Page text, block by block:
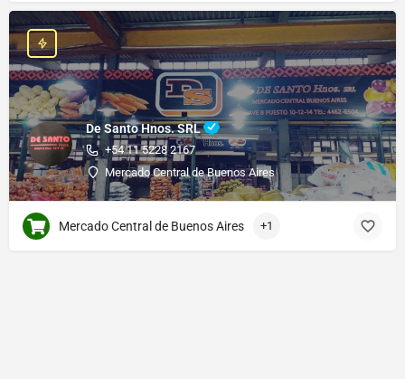
De Santo Hnos. SRL
+54 11 5228 2167
Mercado Central de Buenos Aires
Mercado Central de Buenos Aires +1